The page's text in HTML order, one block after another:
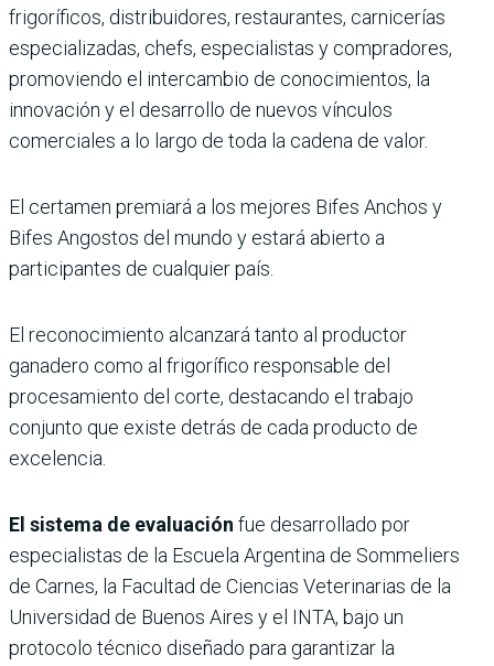
frigoríficos, distribuidores, restaurantes, carnicerías
especializadas, chefs, especialistas y compradores,
promoviendo el intercambio de conocimientos, la
innovación y el desarrollo de nuevos vínculos
comerciales a lo largo de toda la cadena de valor.
El certamen premiará a los mejores Bifes Anchos y
Bifes Angostos del mundo y estará abierto a
participantes de cualquier país.
El reconocimiento alcanzará tanto al productor
ganadero como al frigorífico responsable del
procesamiento del corte, destacando el trabajo
conjunto que existe detrás de cada producto de
excelencia.
El sistema de evaluación fue desarrollado por
especialistas de la Escuela Argentina de Sommeliers
de Carnes, la Facultad de Ciencias Veterinarias de la
Universidad de Buenos Aires y el INTA, bajo un
protocolo técnico diseñado para garantizar la